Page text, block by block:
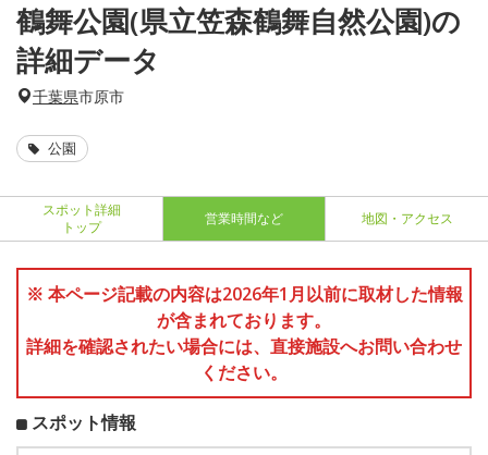
鶴舞公園(県立笠森鶴舞自然公園)の
詳細データ
千葉県市原市
公園
スポット詳細
トップ
営業時間など 地図・アクセス
※ 本ページ記載の内容は2026年1月以前に取材した情報
が含まれております。
詳細を確認されたい場合には、直接施設へお問い合わせ
ください。
スポット情報